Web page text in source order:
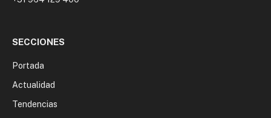
SECCIONES
Portada
Actualidad
Tendencias